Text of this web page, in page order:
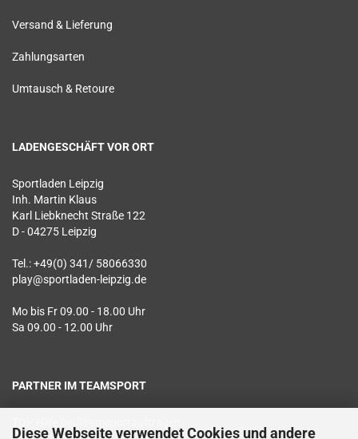
Diese Webseite verwendet Cookies und andere
Versand & Lieferung
Zahlungsarten
Umtausch & Retoure
LADENGESCHÄFT VOR ORT
Sportladen Leipzig
Inh. Martin Klaus
Karl Liebknecht Straße 122
D - 04275 Leipzig
Tel.: +49(0) 341/ 58066330
play@sportladen-leipzig.de
Mo bis Fr 09.00 - 18.00 Uhr
Sa 09.00 - 12.00 Uhr
PARTNER IM TEAMSPORT